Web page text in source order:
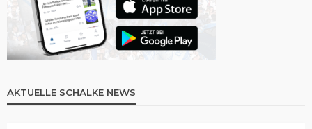
AKTUELLE SCHALKE NEWS